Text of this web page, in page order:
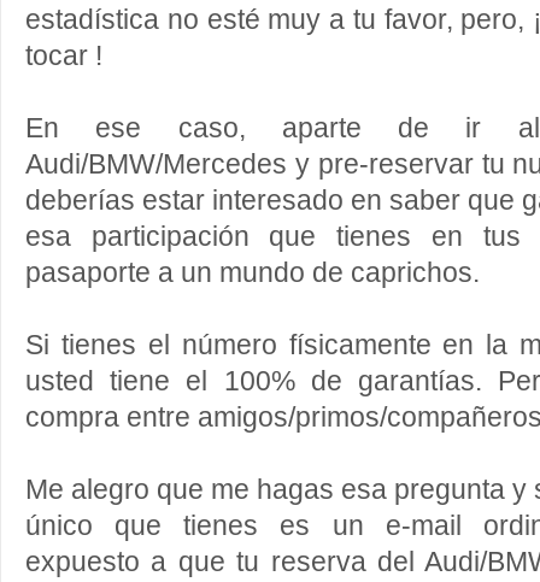
estadística no esté muy a tu favor, pero,
tocar !
En ese caso, aparte de ir al
Audi/BMW/Mercedes y pre-reservar tu
deberías estar interesado en saber que
esa participación que tienes en
pasaporte a un mundo de caprichos.
Si tienes el número físicamente en la
usted tiene el 100% de garantías.
compra entre amigos/primos/
Me alegro que me hagas esa pregunta y
único que tienes es un e-mail
expuesto a que tu reserva del Audi/